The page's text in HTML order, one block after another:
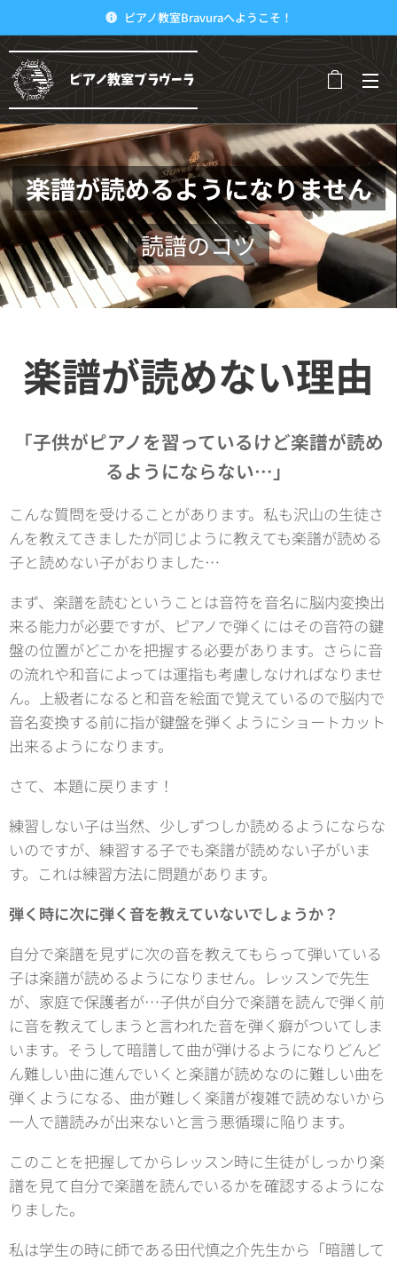
ピアノ教室Bravuraへようこそ！
ピアノ教室ブラヴーラ
楽譜が読めるようになりません
読譜のコツ
楽譜が読めない理由
「子供がピアノを習っているけど楽譜が読め
るようにならない…」
こんな質問を受けることがあります。私も沢山の生徒さ
んを教えてきましたが同じように教えても楽譜が読める
子と読めない子がおりました…
まず、楽譜を読むということは音符を音名に脳内変換出
来る能力が必要ですが、ピアノで弾くにはその音符の鍵
盤の位置がどこかを把握する必要があります。さらに音
の流れや和音によっては運指も考慮しなければなりませ
ん。上級者になると和音を絵面で覚えているので脳内で
音名変換する前に指が鍵盤を弾くようにショートカット
出来るようになります。
さて、本題に戻ります！
練習しない子は当然、少しずつしか読めるようにならな
いのですが、練習する子でも楽譜が読めない子がいま
す。これは練習方法に問題があります。
弾く時に次に弾く音を教えていないでしょうか？
自分で楽譜を見ずに次の音を教えてもらって弾いている
子は楽譜が読めるようになりません。レッスンで先生
が、家庭で保護者が…子供が自分で楽譜を読んで弾く前
に音を教えてしまうと言われた音を弾く癖がついてしま
います。そうして暗譜して曲が弾けるようになりどんど
ん難しい曲に進んでいくと楽譜が読めなのに難しい曲を
弾くようになる、曲が難しく楽譜が複雑で読めないから
一人で譜読みが出来ないと言う悪循環に陥ります。
このことを把握してからレッスン時に生徒がしっかり楽
譜を見て自分で楽譜を読んでいるかを確認するようにな
りました。
私は学生の時に師である田代慎之介先生から「暗譜して